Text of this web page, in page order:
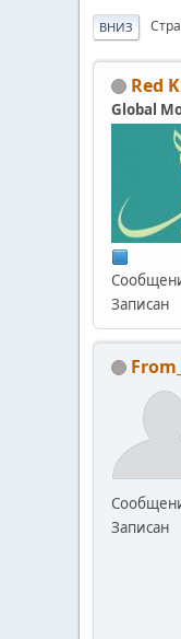
ВНИЗ
Red
Global
Записан
Записан